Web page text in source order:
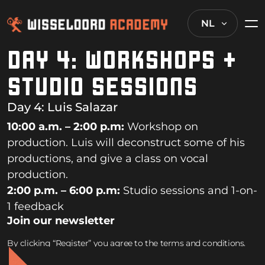
NL
DAY 4: WORKSHOPS +
STUDIO SESSIONS
Day 4: Luis Salazar
10:00 a.m. – 2:00 p.m: Workshop on
production. Luis will deconstruct some of his
productions, and give a class on vocal
production.
2:00 p.m. – 6:00 p.m: Studio sessions and 1-on-
1 feedback
Join our newsletter
By clicking “Register” you agree to the terms and conditions.